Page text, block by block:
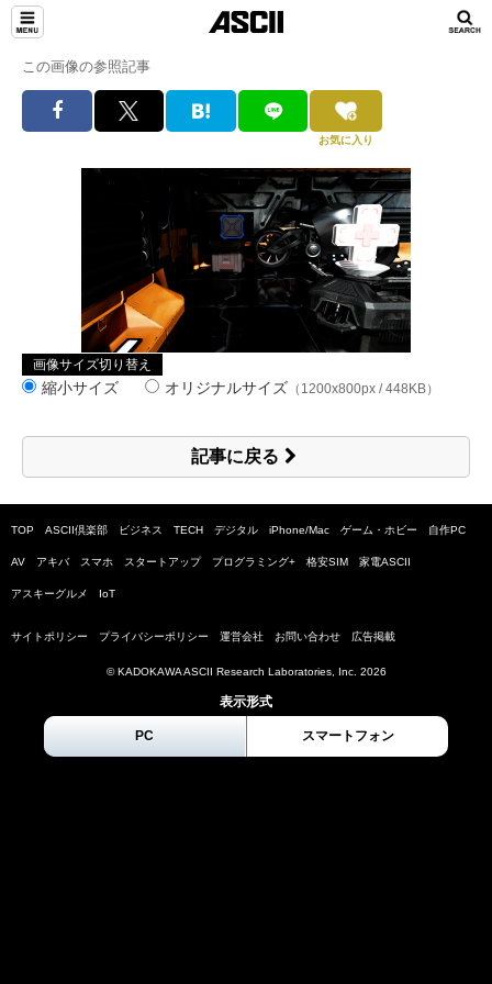
この画像の参照記事
お気に入り
画像サイズ切り替え
縮小サイズ オリジナルサイズ （1200x800px / 448KB）
記事に戻る
TOP ASCII倶楽部 ビジネス TECH デジタル iPhone/Mac ゲーム・ホビー 自作PC
AV アキバ スマホ スタートアップ プログラミング+ 格安SIM 家電ASCII
アスキーグルメ IoT
サイトポリシー プライバシーポリシー 運営会社 お問い合わせ 広告掲載
© KADOKAWA ASCII Research Laboratories, Inc. 2026
表示形式
PC スマートフォン